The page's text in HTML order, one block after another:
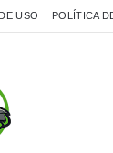
USO POLÍTICA